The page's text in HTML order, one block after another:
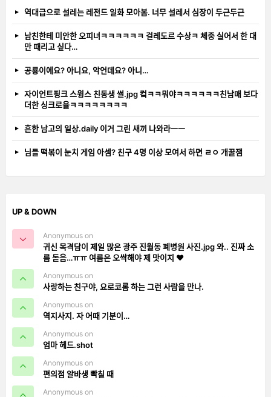
역대급으로 설레는 레전드 일화 모아봄. 너무 설레서 심장이 두근두근
남친한테 미안한 오피녀ㅋㅋㅋㅋㅋㅋ 걸레도르 수상ㅋ 체중 실어서 한 대
만 때리고 싶다…
공룡이에요? 아니요, 악언데요? 아니…
자이언트핑크 스윙스 친동생 썰.jpg 컼ㅋㅋ뭐야ㅋㅋㅋㅋㅋㅋ친남매 보다
더한 싱크로율ㅋㅋㅋㅋㅋㅋㅋㅋ
흔한 남고의 일상.daily 이거 그린 새끼 나와라ㅡㅡ
님들 떡볶이 눈치 게임 아셈? 친구 4명 이상 모여서 하면 ㄹㅇ 개꿀잼
UP & DOWN
Anonymous on
귀신 목격담이 제일 많은 광주 진월동 폐병원 사진.jpg 와.. 진짜 소
름 돋음…ㅠㅠ 여름은 오싹해야 제 맛이지 ❤️
Anonymous on
사랑하는 친구야, 요로코롬 하는 그런 사람을 만나.
Anonymous on
역지사지. 자 어때 기분이…
Anonymous on
엄마 헤드.shot
Anonymous on
편의점 알바생 빡칠 때
Anonymous on